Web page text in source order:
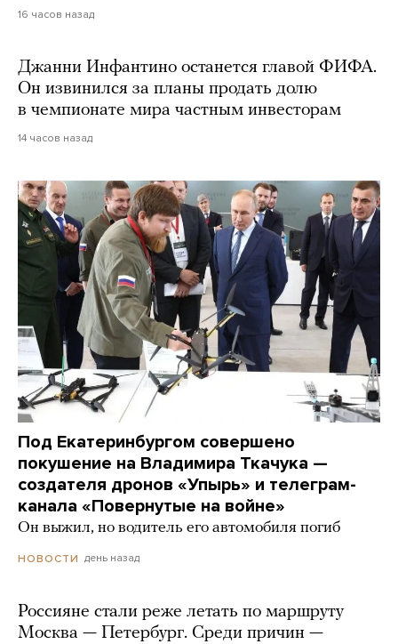
16 часов назад
Джанни Инфантино останется главой ФИФА.
Он извинился за планы продать долю
в чемпионате мира частным инвесторам
14 часов назад
Под Екатеринбургом совершено
покушение на Владимира Ткачука —
создателя дронов «Упырь» и телеграм-
канала «Повернутые на войне»
Он выжил, но водитель его автомобиля погиб
НОВОСТИ день назад
Россияне стали реже летать по маршруту
Москва — Петербург. Среди причин —